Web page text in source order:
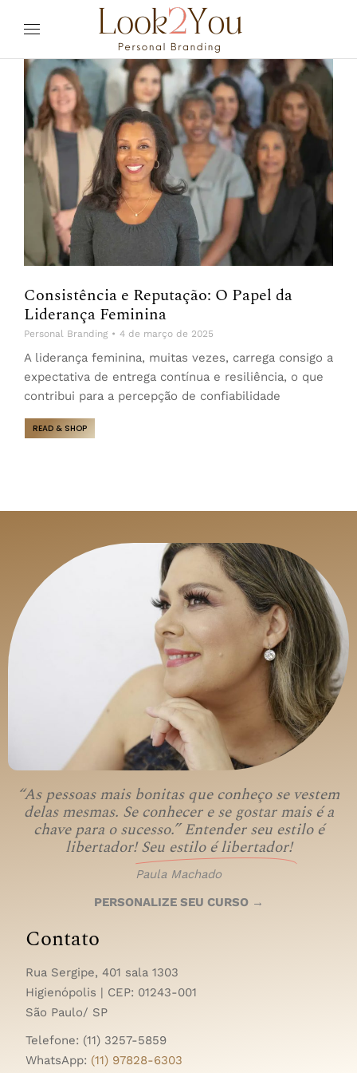
Consistência e Reputação: O Papel da
Liderança Feminina
Personal Branding 4 de março de 2025
A liderança feminina, muitas vezes, carrega consigo a
expectativa de entrega contínua e resiliência, o que
contribui para a percepção de confiabilidade
READ & SHOP
“As pessoas mais bonitas que conheço se vestem
delas mesmas. Se conhecer e se gostar mais é a
chave para o sucesso.” Entender seu estilo é
libertador! Seu estilo é libertador!
Paula Machado
PERSONALIZE SEU CURSO →
Contato
Rua Sergipe, 401 sala 1303
Higienópolis | CEP: 01243-001
São Paulo/ SP
Telefone: (11) 3257-5859
WhatsApp: (11) 97828-6303